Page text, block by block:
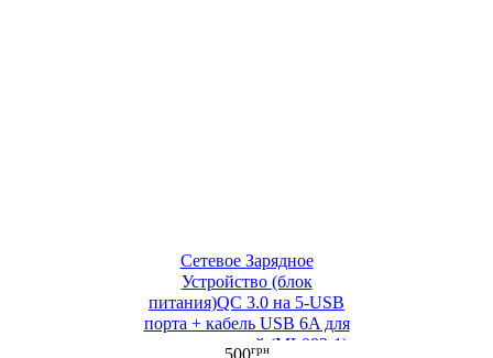
Сетевое Зарядное
Устройство (блок
питания)QC 3.0 на 5-USB
порта + кабель USB 6A для
зарядки черный (ML083-1)
500грн